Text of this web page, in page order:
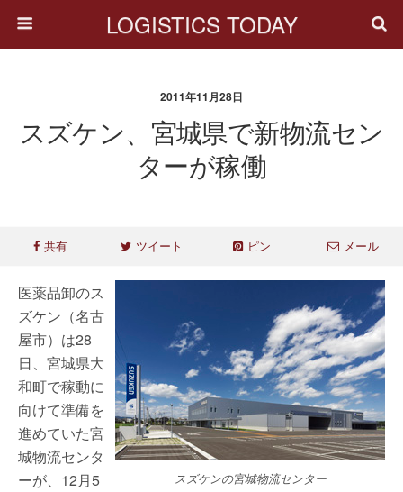
LOGISTICS TODAY
2011年11月28日
スズケン、宮城県で新物流セン
ターが稼働
共有 ツイート ピン メール
スズケンの宮城物流センター
医薬品卸のス
ズケン（名古
屋市）は28
日、宮城県大
和町で稼動に
向けて準備を
進めていた宮
城物流センタ
ーが、12月5